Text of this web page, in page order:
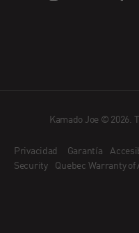
Solicitud en vendedor
Conviértase en embajador
Kamado Joe © 2026.
Privacidad Garantía
Security
Quebec Warranty